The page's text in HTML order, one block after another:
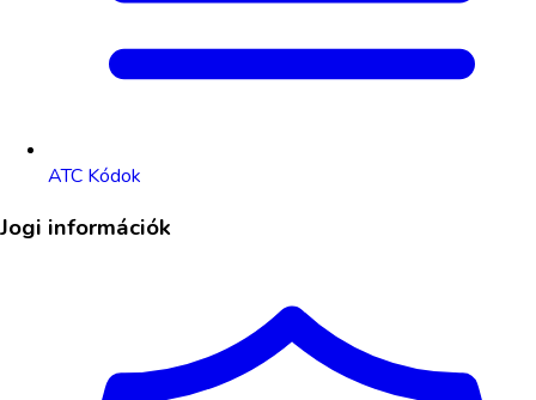
ATC Kódok
Jogi információk